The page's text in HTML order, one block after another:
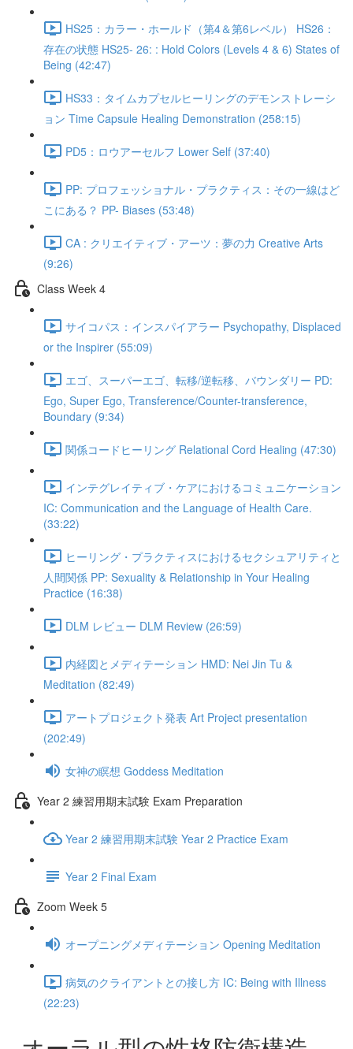
HS25：カラー・ホールド（第4＆第6レベル） HS26：
存在の状態 HS25- 26: : Hold Colors (Levels 4 & 6) States of
Being (42:47)
HS33：タイムカプセルヒーリングのデモンストレーシ
ョン Time Capsule Healing Demonstration (258:15)
PD5：ロウアーセルフ Lower Self (37:40)
PP: プロフェッショナル・プラクティス：その一線はど
こにある？ PP- Biases (53:48)
CA : クリエイティブ・アーツ：夢の力 Creative Arts
(9:26)
Class Week 4
サイコパス：インスパイアラー Psychopathy, Displaced
or the Inspirer (55:09)
エゴ、スーパーエゴ、転移/逆転移、バウンダリー PD:
Ego, Super Ego, Transference/Counter-transference,
Boundary (9:34)
関係コードヒーリング Relational Cord Healing (47:30)
インテグレイティブ・ケアにおけるコミュニケーション
IC: Communication and the Language of Health Care.
(33:22)
ヒーリング・プラクティスにおけるセクシュアリティと
人間関係 PP: Sexuality & Relationship in Your Healing
Practice (16:38)
DLM レビュー DLM Review (26:59)
内経図とメディテーション HMD: Nei Jin Tu &
Meditation (82:49)
アートプロジェクト発表 Art Project presentation
(202:49)
女神の瞑想 Goddess Meditation
Year 2 練習用期末試験 Exam Preparation
Year 2 練習用期末試験 Year 2 Practice Exam
Year 2 Final Exam
Zoom Week 5
オープニングメディテーション Opening Meditation
病気のクライアントとの接し方 IC: Being with Illness
(22:23)